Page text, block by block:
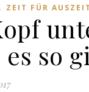
, ZEIT FÜR AUSZEIT
so